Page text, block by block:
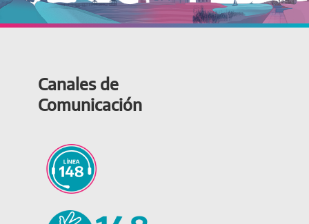
Canales de
Comunicación